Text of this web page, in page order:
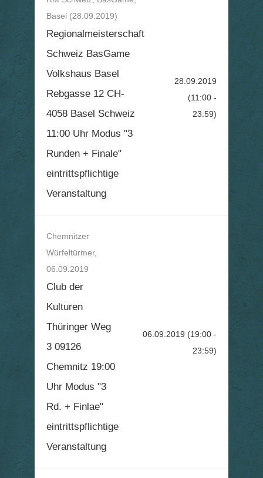
Basel (28.09.2019)
Regionalmeisterschaft
Schweiz BasGame
Volkshaus Basel
Rebgasse 12 CH-
4058 Basel Schweiz
11:00 Uhr Modus "3
Runden + Finale"
eintrittspflichtige
Veranstaltung
28.09.2019
(11:00 -
23:59)
Chemnitzer
Würfeltürmer,
06.09.2019
Club der
Kulturen
Thüringer Weg
3 09126
Chemnitz 19:00
Uhr Modus "3
Rd. + Finlae"
eintrittspflichtige
Veranstaltung
06.09.2019 (19:00 -
23:59)